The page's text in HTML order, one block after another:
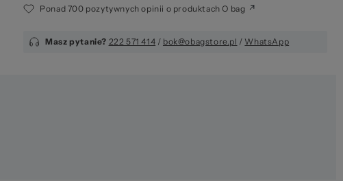
Ponad 700 pozytywnych opinii o produktach O bag
Masz pytanie? 222 571 414 / bok@obagstore.pl / WhatsApp